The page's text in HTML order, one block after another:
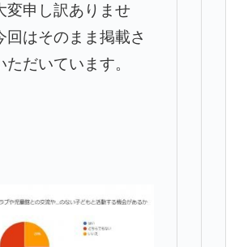
変申し訳ありませ
回はそのまま掲載さ
ただいています。